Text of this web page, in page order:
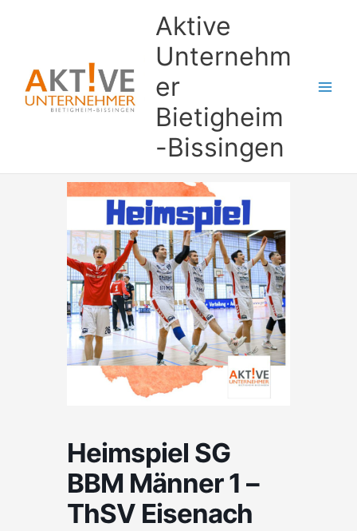
Aktive
Unternehm
er
Bietigheim
-Bissingen
Heimspiel SG
BBM Männer 1 –
ThSV Eisenach